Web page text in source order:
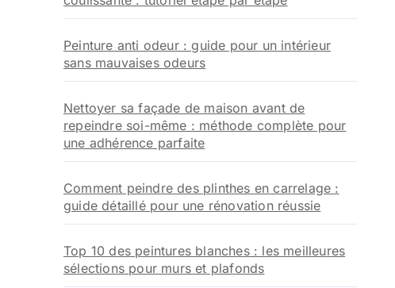
Peinture anti odeur : guide pour un intérieur
sans mauvaises odeurs
Nettoyer sa façade de maison avant de
repeindre soi-même : méthode complète pour
une adhérence parfaite
Comment peindre des plinthes en carrelage :
guide détaillé pour une rénovation réussie
Top 10 des peintures blanches : les meilleures
sélections pour murs et plafonds